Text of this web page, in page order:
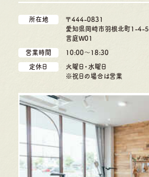
所在地
〒444-0831
愛知県岡崎市羽根北町1-4-5
言庭W01
営業時間 10:00〜18:30
定休日
火曜日・水曜日
※祝日の場合は営業